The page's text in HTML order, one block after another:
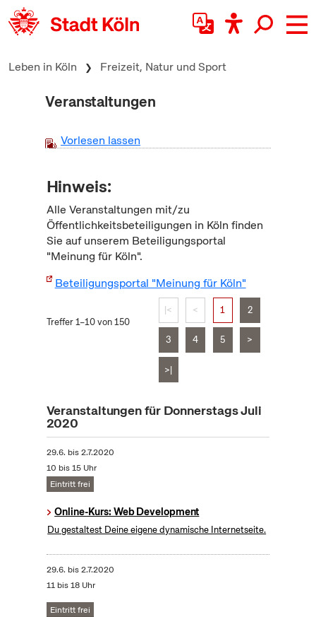
zum Inhalt springen
Leben in Köln Freizeit, Natur und Sport
Veranstaltungen
Vorlesen lassen
Hinweis:
Alle Veranstaltungen mit/zu
Öffentlichkeitsbeteiligungen in Köln finden
Sie auf unserem Beteiligungsportal
"Meinung für Köln".
Beteiligungsportal "Meinung für Köln"
Treffer 1–10 von 150
|< < 1 2
3 4 5 >
>|
Veranstaltungen für Donnerstags Juli
2020
29.6. bis2.7.2020
10 bis 15 Uhr
Eintritt frei
Online-Kurs: Web Development
Du gestaltest Deine eigene dynamische Internetseite.
29.6. bis2.7.2020
11 bis 18 Uhr
Eintritt frei